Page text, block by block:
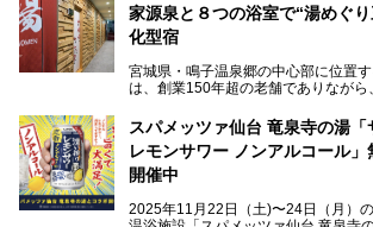
家源泉と８つの浴室で“湯めぐ
化型宿
宮城県・鳴子温泉郷の中心部に位置す
は、創業150年超の老舗でありながら
を利用したサウナも新設され、温泉
注目のスポットです。
特筆すべきは、館内で完結する圧倒
エーション。“温泉のデパート”・“東
スパメッツァ仙台 竜泉寺の湯「
レモンサワー ノンアルコール」
開催中
2025年11月22日（土)〜24日（月）